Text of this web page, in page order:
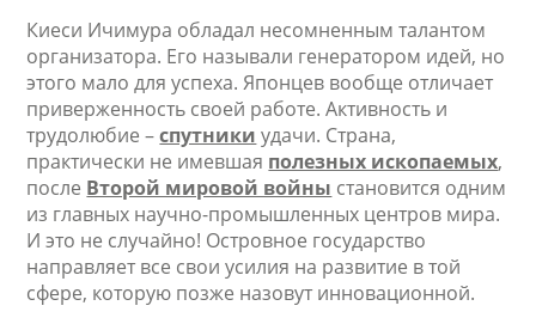
Киеси Ичимура обладал несомненным талантом
организатора. Его называли генератором идей, но
этого мало для успеха. Японцев вообще отличает
приверженность своей работе. Активность и
трудолюбие –спутники удачи. Страна,
практически не имевшая полезных ископаемых,
после Второй мировой войны становится одним
из главных научно-промышленных центров мира.
И это не случайно! Островное государство
направляет все свои усилия на развитие в той
сфере, которую позже назовут инновационной.